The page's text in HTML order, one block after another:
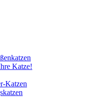
Katze!
Katzen